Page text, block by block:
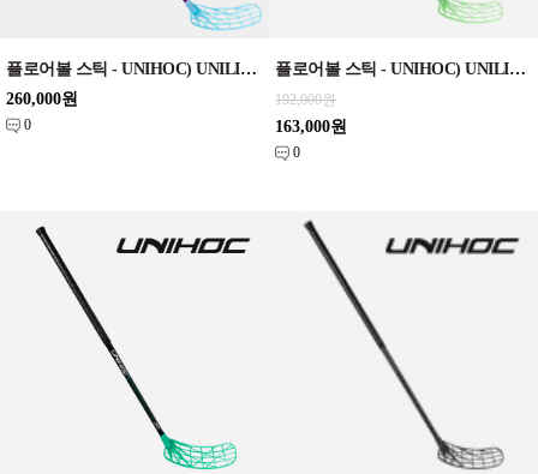
플로어볼 스틱 - UNIHOC) UNILITE MAX 27 DLX OVAL Edition 96cm
260,000원
0
플로어볼 스틱 - UNIHOC) UNILITE PRO FL 29 green SLIM EDT 92cm/96cm
192,000원
163,000원
0